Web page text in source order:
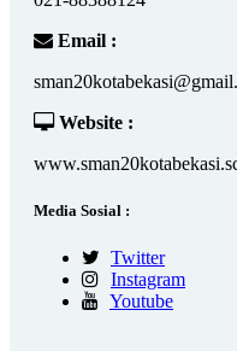
Email :
Website :
Media Sosial :
Twitter
Instagram
Youtube